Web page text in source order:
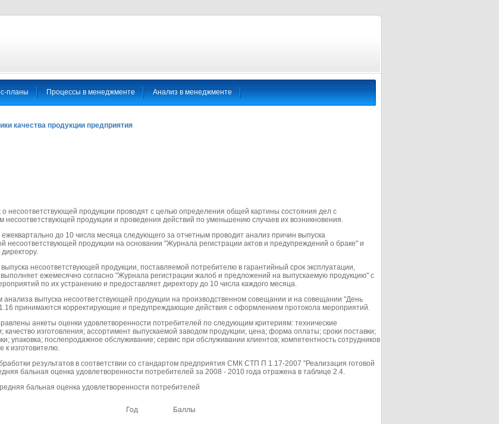
планы Процессы в менеджменте Анализ в менеджменте
качества продукции предприятия
несоответствующей продукции проводят с целью определения общей картины состояния дел с
несоответствующей продукции и проведения действий по уменьшению случаев их возникновения.
до 10 числа месяца следующего за отчетным проводит анализ причин выпуска
несоответствующей продукции на основании "Журнала регистрации актов и предупреждений о браке" и
несоответствующей продукции, поставляемой потребителю в гарантийный срок эксплуатации,
ежемесячно согласно "Журнала регистрации жалоб и предложений на выпускаемую продукцию" с
по их устранению и предоставляет директору до 10 числа каждого месяца.
анализа выпуска несоответствующей продукции на производственном совещании и на совещании "День
принимаются корректирующие и предупреждающие действия с оформлением протокола мероприятий.
анкеты оценки удовлетворенности потребителей по следующим критериям: технические
качество изготовления; ассортимент выпускаемой заводом продукции; цена; форма оплаты; сроки поставки;
упаковка; послепродажное обслуживание; сервис при обслуживании клиентов; компетентность сотрудников
к изготовителю.
результатов в соответствии со стандартом предприятия СМК СТП П 1.17-2007 "Реализация готовой
бальная оценка удовлетворенности потребителей за 2008 - 2010 года отражена в таблице 2.4.
бальная оценка удовлетворенности потребителей
Год Баллы